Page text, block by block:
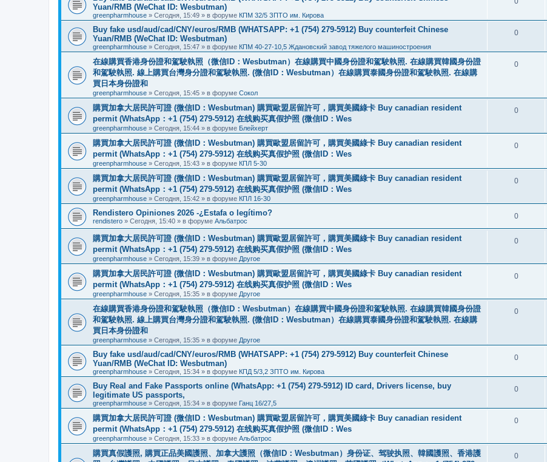
Yuan/RMB (WeChat ID: Wesbutman)
greenpharmhouse » Сегодня, 15:49 » в форуме КПМ 32/5 ЗПТО им. Кирова
Buy fake usd/aud/cad/CNY/euros/RMB (WHATSAPP: +1 (754) 279-5912) Buy counterfeit Chinese
Yuan/RMB (WeChat ID: Wesbutman)
greenpharmhouse » Сегодня, 15:47 » в форуме КПМ 40-27-10,5 Ждановский завод тяжелого машиностроения
0
在線購買香港身份證和駕駛執照（微信ID：Wesbutman）在線購買中國身份證和駕駛執照. 在線購買韓國身份證
和駕駛執照. 線上購買台灣身分證和駕駛執照. (微信ID：Wesbutman）在線購買泰國身份證和駕駛執照. 在線購
買日本身份證和
greenpharmhouse » Сегодня, 15:45 » в форуме Сокол
0
購買加拿大居民許可證 (微信ID：Wesbutman) 購買歐盟居留許可，購買美國綠卡 Buy canadian resident
permit (WhatsApp：+1 (754) 279-5912) 在线购买真假护照 (微信ID：Wes
greenpharmhouse » Сегодня, 15:44 » в форуме Блейхерт
0
購買加拿大居民許可證 (微信ID：Wesbutman) 購買歐盟居留許可，購買美國綠卡 Buy canadian resident
permit (WhatsApp：+1 (754) 279-5912) 在线购买真假护照 (微信ID：Wes
greenpharmhouse » Сегодня, 15:43 » в форуме КПЛ 5-30
0
購買加拿大居民許可證 (微信ID：Wesbutman) 購買歐盟居留許可，購買美國綠卡 Buy canadian resident
permit (WhatsApp：+1 (754) 279-5912) 在线购买真假护照 (微信ID：Wes
greenpharmhouse » Сегодня, 15:42 » в форуме КПЛ 16-30
0
Rendistero Opiniones 2026 -¿Estafa o legítimo?
rendistero » Сегодня, 15:40 » в форуме Альбатрос
0
購買加拿大居民許可證 (微信ID：Wesbutman) 購買歐盟居留許可，購買美國綠卡 Buy canadian resident
permit (WhatsApp：+1 (754) 279-5912) 在线购买真假护照 (微信ID：Wes
greenpharmhouse » Сегодня, 15:39 » в форуме Другое
0
購買加拿大居民許可證 (微信ID：Wesbutman) 購買歐盟居留許可，購買美國綠卡 Buy canadian resident
permit (WhatsApp：+1 (754) 279-5912) 在线购买真假护照 (微信ID：Wes
greenpharmhouse » Сегодня, 15:35 » в форуме Другое
0
在線購買香港身份證和駕駛執照（微信ID：Wesbutman）在線購買中國身份證和駕駛執照. 在線購買韓國身份證
和駕駛執照. 線上購買台灣身分證和駕駛執照. (微信ID：Wesbutman）在線購買泰國身份證和駕駛執照. 在線購
買日本身份證和
greenpharmhouse » Сегодня, 15:35 » в форуме Другое
0
Buy fake usd/aud/cad/CNY/euros/RMB (WHATSAPP: +1 (754) 279-5912) Buy counterfeit Chinese
Yuan/RMB (WeChat ID: Wesbutman)
greenpharmhouse » Сегодня, 15:34 » в форуме КПД 5/3,2 ЗПТО им. Кирова
0
Buy Real and Fake Passports online (WhatsApp: +1 (754) 279-5912) ID card, Drivers license, buy
legitimate US passports,
greenpharmhouse » Сегодня, 15:34 » в форуме Ганц 16/27,5
0
購買加拿大居民許可證 (微信ID：Wesbutman) 購買歐盟居留許可，購買美國綠卡 Buy canadian resident
permit (WhatsApp：+1 (754) 279-5912) 在线购买真假护照 (微信ID：Wes
greenpharmhouse » Сегодня, 15:33 » в форуме Альбатрос
0
購買真假護照, 購買正品美國護照、加拿大護照（微信ID：Wesbutman）身份证、驾驶执照、韓國護照、香港護
0